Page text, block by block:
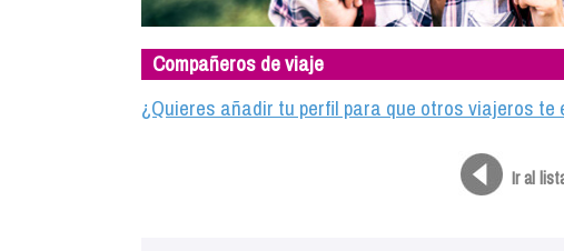
Compañeros de viaje
¿Quieres añadir tu perfil para que otros viajeros te
Ir al